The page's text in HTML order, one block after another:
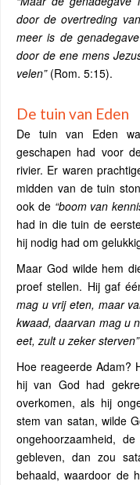
door de overtreding
meer is de
door de ene mens
velen”(Rom. 5:15).
De tuin van Eden
De tuin van Eden
geschapen had voor
rivier. Er waren
midden van de tuin
ook de “boom van
had in die tuin de
hij nodig had om
Maar God wilde hem
proef stellen. Hij gaf
mag u vrij eten, maar
kwaad, daarvan mag u
eet, zult u zeker sterven”
Hoe reageerde Adam?
hij van God had
overkomen, als hij
stem van satan, wilde
ongehoorzaamheid,
gebleven, dan zou
behaald, waardoor de